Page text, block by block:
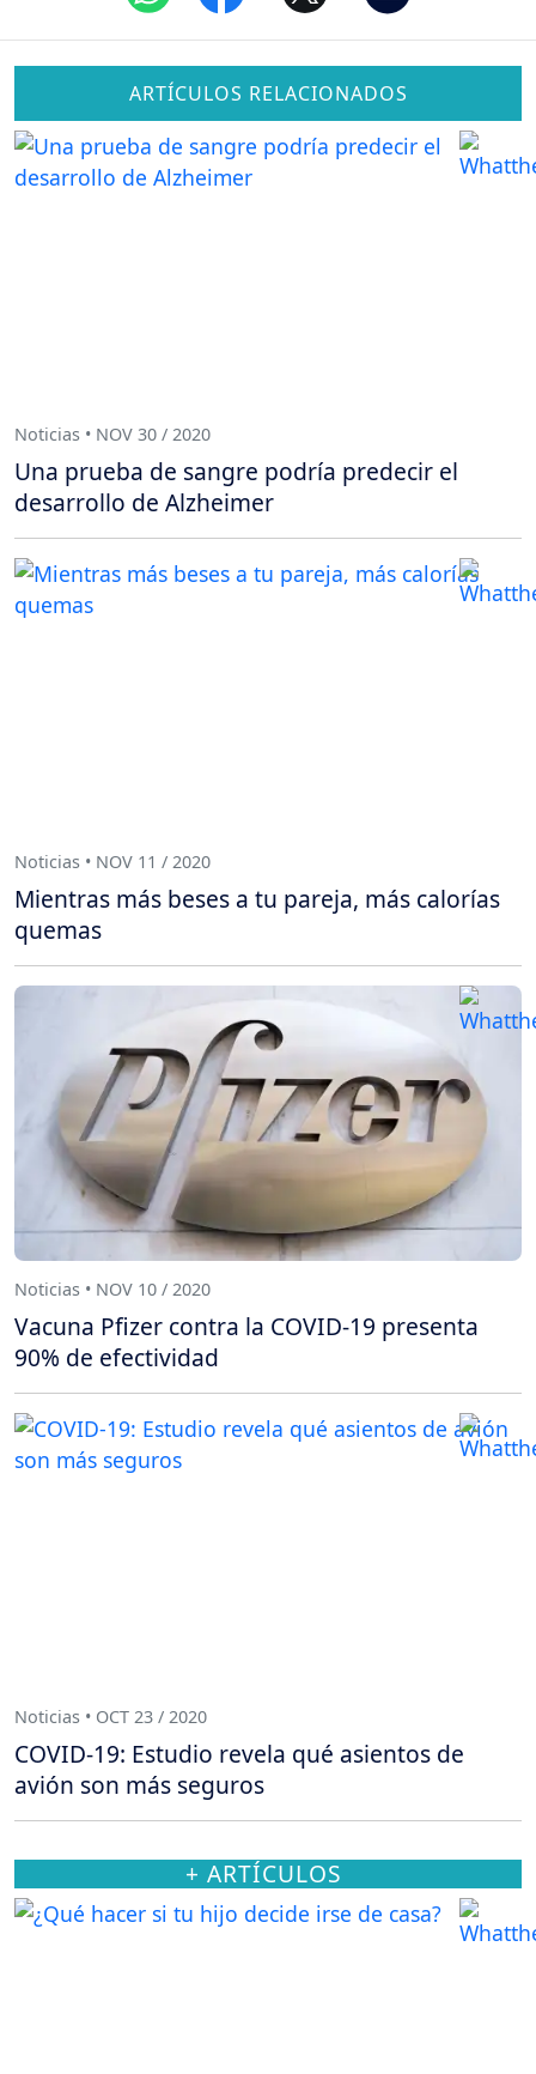
ARTÍCULOS RELACIONADOS
Noticias • NOV 30 / 2020
Una prueba de sangre podría predecir el
desarrollo de Alzheimer
Noticias • NOV 11 / 2020
Mientras más beses a tu pareja, más calorías
quemas
Noticias • NOV 10 / 2020
Vacuna Pfizer contra la COVID-19 presenta
90% de efectividad
Noticias • OCT 23 / 2020
COVID-19: Estudio revela qué asientos de
avión son más seguros
+ ARTÍCULOS